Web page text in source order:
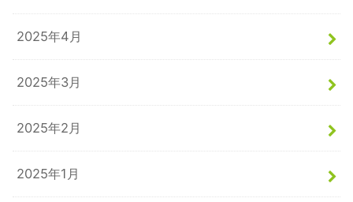
2025年4月
2025年3月
2025年2月
2025年1月